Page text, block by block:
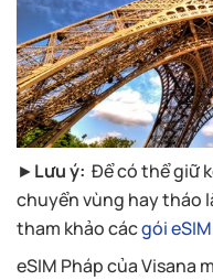
►Lưu ý: Để có thể giữ
chuyển vùng hay tháo
tham khảo cácgói
eSIM Pháp của Visana